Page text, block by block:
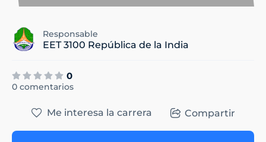
Responsable
EET 3100 República de la India
0
0 comentarios
Me interesa la carrera Compartir